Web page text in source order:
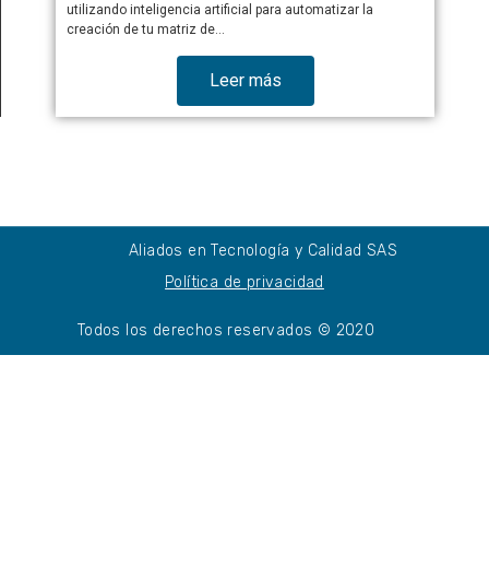
utilizando inteligencia artificial para automatizar la
creación de tu matriz de…
Leer más
Aliados en Tecnología y Calidad SAS
Política de privacidad
Todos los derechos reservados © 2020